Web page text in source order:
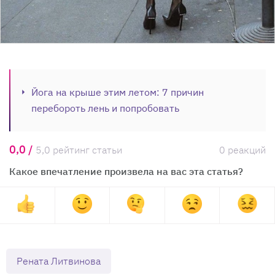
Йога на крыше этим летом: 7 причин
перебороть лень и попробовать
0,0 / 5,0 рейтинг статьи
0 реакций
Какое впечатление произвела на вас эта статья?
Рената Литвинова